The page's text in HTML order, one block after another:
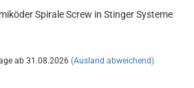
Spirale Screw in Stinger Systeme
ab 31.08.2026 (Ausland abweichend)